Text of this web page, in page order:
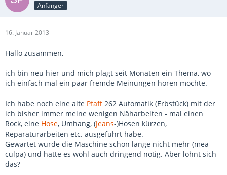
Anfänger
16. Januar 2013
Hallo zusammen,
ich bin neu hier und mich plagt seit Monaten ein Thema, wo
ich einfach mal ein paar fremde Meinungen hören möchte.
Ich habe noch eine alte Pfaff 262 Automatik (Erbstück) mit der
ich bisher immer meine wenigen Näharbeiten - mal einen
Rock, eine Hose, Umhang, (Jeans-)Hosen kürzen,
Reparaturarbeiten etc. ausgeführt habe.
Gewartet wurde die Maschine schon lange nicht mehr (mea
culpa) und hätte es wohl auch dringend nötig. Aber lohnt sich
das?